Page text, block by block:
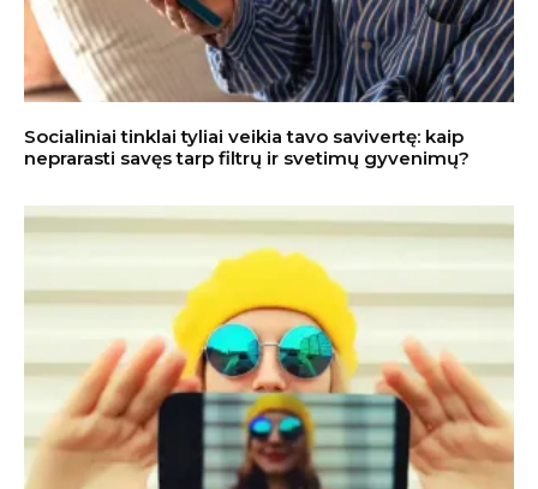
Socialiniai tinklai tyliai veikia tavo savivertę: kaip
neprarasti savęs tarp filtrų ir svetimų gyvenimų?